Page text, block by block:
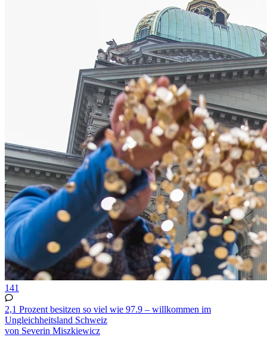
141
2,1 Prozent besitzen so viel wie 97.9 – willkommen im
Ungleichheitsland Schweiz
von Severin Miszkiewicz